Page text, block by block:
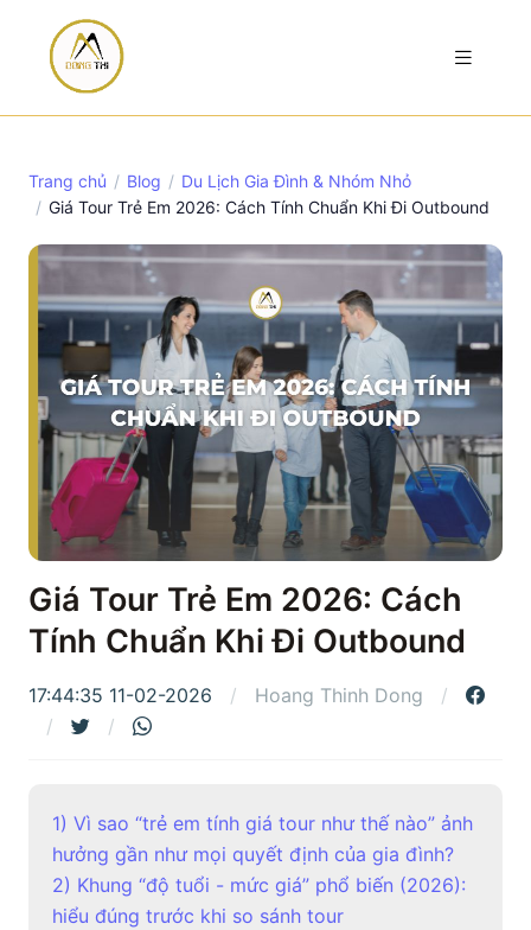
Trang chủ Blog
Du Lịch Gia Đình & Nhóm Nhỏ
Giá Tour Trẻ Em 2026: Cách Tính Chuẩn Khi Đi Outbound
Giá Tour Trẻ Em 2026: Cách
Tính Chuẩn Khi Đi Outbound
17:44:35 11-02-2026 Hoang Thinh Dong
1) Vì sao “trẻ em tính giá tour như thế nào” ảnh
hưởng gần như mọi quyết định của gia đình?
2) Khung “độ tuổi - mức giá” phổ biến (2026):
hiểu đúng trước khi so sánh tour